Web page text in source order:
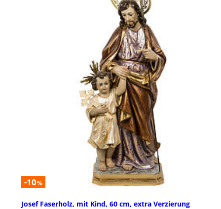
-10%
Josef Faserholz, mit Kind, 60 cm, extra Verzierung